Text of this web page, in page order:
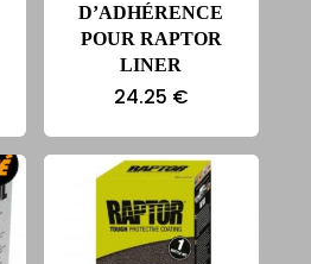
D’ADHÉRENCE
POUR RAPTOR
LINER
24.25 €